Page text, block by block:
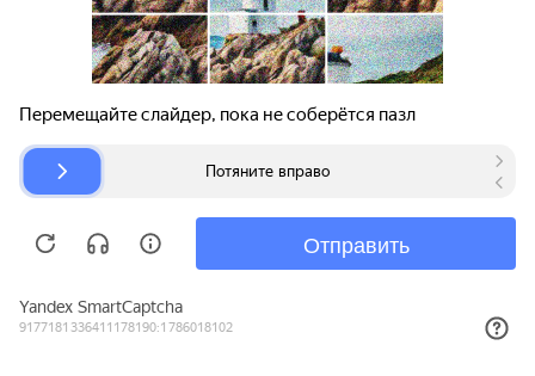
Авторазборки Карта сайта
© bibinet.ru - система поиска запчастей,
Copyright 2010-2026 Все права защищены